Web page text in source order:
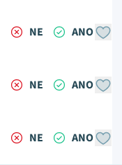
NE ANO
NE ANO
NE ANO